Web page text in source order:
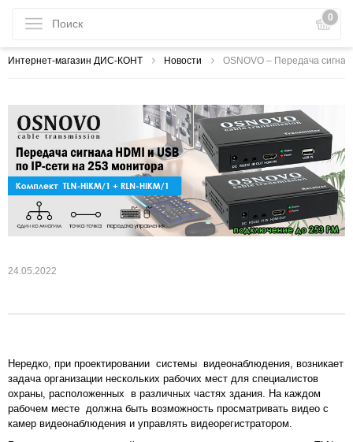
0
Интернет-магазин ДИС-КОНТ Новости OSNOVO – Передача
24.05.2022
Нередко, при проектировании системы видеонаблюдения, возникает
задача организации нескольких рабочих мест для специалистов
охраны, расположенных в различных частях здания. На каждом
рабочем месте должна быть возможность просматривать видео с
камер видеонаблюдения и управлять видеорегистратором.